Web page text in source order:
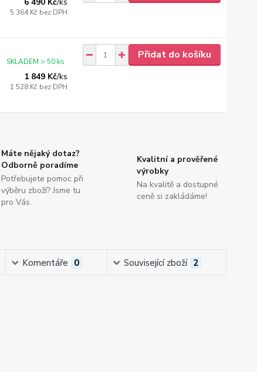
5 364 Kč bez DPH
1 849 Kč/ks
1 528 Kč bez DPH
SKLADEM > 50 ks
Přidat do košíku
Máte nějaký dotaz?
Odborně poradíme
Potřebujete pomoc při
výběru zboží? Jsme tu
pro Vás.
Kvalitní a prověřené
výrobky
Na kvalitě a dostupné
ceně si zakládáme!
Komentáře 0 Související zboží 2